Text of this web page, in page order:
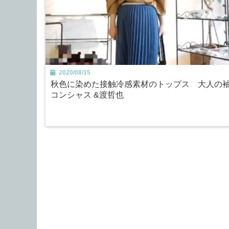
2020/08/15
秋色に染めた接触冷感素材のトップス 大人の
コンシャス &渡哲也